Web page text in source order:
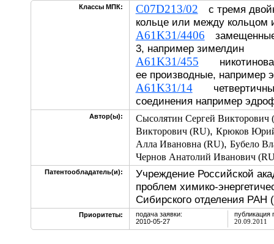
Классы МПК: C07D213/02 с тремя
кольце или между кольцом
A61K31/4406 замещенные
3, например зимелдин
A61K31/455
ее производные,
A61K31/14
соединения например
Автор(ы):
Сысолятин Сергей Викторович
Викторович (RU), Крюков
Алла Ивановна (RU), Бубело
Чернов Анатолий Иванович
Патентообладатель(и):
Учреждение Российской
проблем химико-
Сибирского отделения
Приоритеты:
подача заявки:
2010-05-27
публикация
20.09.2011